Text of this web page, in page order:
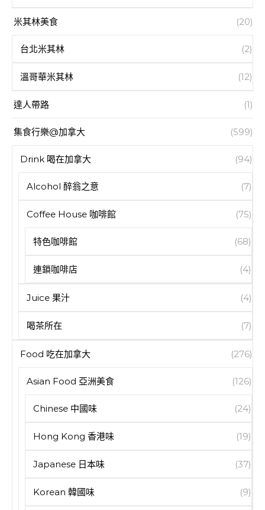
米其林美食 (20)
台北米其林 (2)
溫哥華米其林 (12)
達人帶路 (1)
集食行樂@加拿大 (599)
Drink 喝在加拿大 (94)
Alcohol 醉翁之意 (7)
Coffee House 咖啡館 (75)
特色咖啡館 (68)
連鎖咖啡店 (4)
Juice 果汁 (4)
喝茶所在 (7)
Food 吃在加拿大 (276)
Asian Food 亞洲美食 (126)
Chinese 中國味 (24)
Hong Kong 香港味 (19)
Japanese 日本味 (37)
Korean 韓國味 (9)